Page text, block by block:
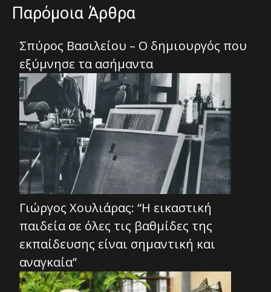
Παρόμοια Άρθρα
Σπύρος Βασιλείου – Ο δημιουργός που
εξύμνησε τα ασήμαντα
Γιώργος Χουλιάρας: “Η εικαστική
παιδεία σε όλες τις βαθμίδες της
εκπαίδευσης είναι σημαντική και
αναγκαία”